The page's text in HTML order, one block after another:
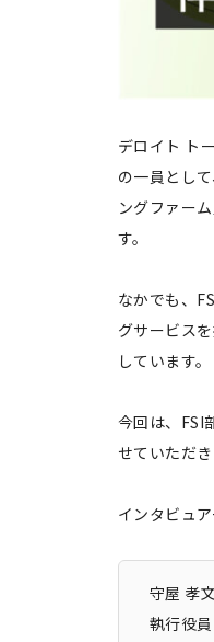
デロイト ト
の一員とし
ングファー
す。
なかでも、
グサービス
しています。
今回は、FSI
せていただき
インタビュ
守屋 孝
執行役